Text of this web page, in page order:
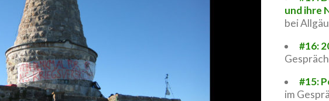
und ihre
bei
#16:
#15:
im